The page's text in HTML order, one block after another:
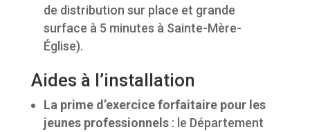
de distribution sur place et grande
surface à 5 minutes à Sainte-Mère-
Église).
Aides à l’installation
La prime d’exercice forfaitaire pour les
jeunes professionnels: le Département